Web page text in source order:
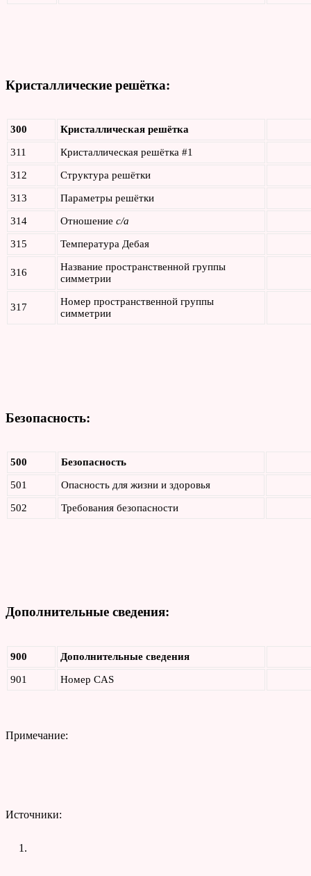
Кристаллические решётка:
300 Кристаллическая решётка
311 Кристаллическая решётка #1
312 Структура решётки
313 Параметры решётки
314 Отношение c/a
315 Температура Дебая
316
Название пространственной группы
симметрии
317
Номер пространственной группы
симметрии
Безопасность:
500 Безопасность
501 Опасность для жизни и здоровья
502 Требования безопасности
Дополнительные сведения:
900 Дополнительные сведения
901 Номер CAS
Примечание:
Источники: